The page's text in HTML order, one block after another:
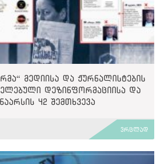
მედიისა და ჟურნალისტების
დეზინფორმაციისა და
42 შემთხვევა
ვრცლად